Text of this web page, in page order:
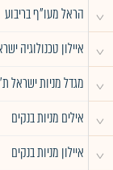
^ הראל מעו"ף בריבוע
^ איילון טכנולוגיה
^ מגדל מניות ישראל ת"א
^ אילים מניות בנקים
^ איילון מניות בנקים